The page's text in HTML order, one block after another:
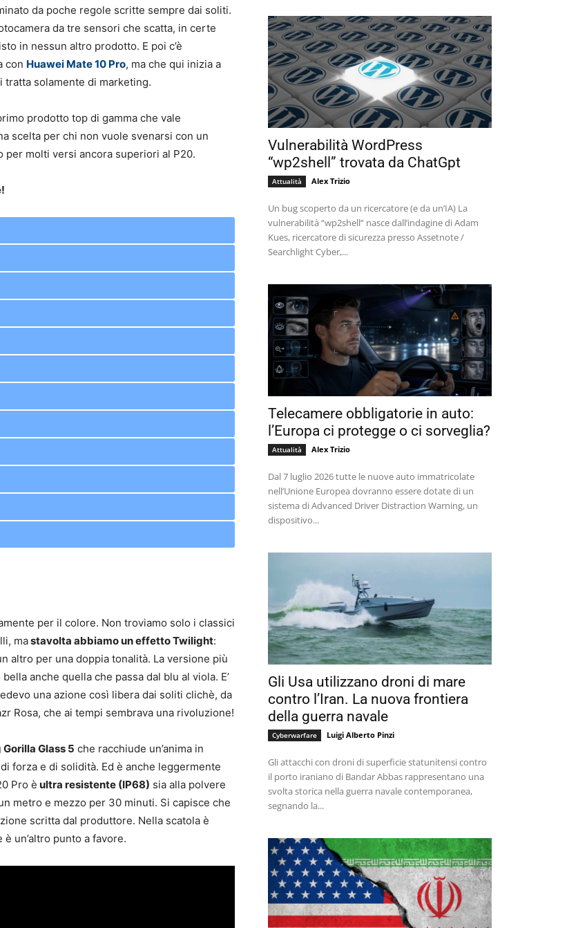
da poche regole scritte sempre dai soliti.
da tre sensori che scatta, in certe
in nessun altro prodotto. E poi c’è
con Huawei Mate 10 Pro, ma che qui inizia a
solamente di marketing.
prodotto top di gamma che vale
scelta per chi non vuole svenarsi con un
per molti versi ancora superiori al P20.
per il colore. Non troviamo solo i classici
mastavolta abbiamo un effetto Twilight:
altro per una doppia tonalità. La versione più
anche quella che passa dal blu al viola. E’
una azione così libera dai soliti clichè, da
Rosa, che ai tempi sembrava una rivoluzione!
Glass 5 che racchiude un’anima in
forza e di solidità. Ed è anche leggermente
Pro è ultra resistente (IP68) sia alla polvere
metro e mezzo per 30 minuti. Si capisce che
scritta dal produttore. Nella scatola è
un’altro punto a favore.
Vulnerabilità WordPress
“wp2shell” trovata da ChatGpt
Attualità Alex Trizio
Un bug scoperto da un ricercatore (e da un’IA) La
vulnerabilità “wp2shell” nasce dall’indagine di Adam
Kues, ricercatore di sicurezza presso Assetnote /
Searchlight Cyber,...
Telecamere obbligatorie in auto:
l’Europa ci protegge o ci sorveglia?
Attualità Alex Trizio
Dal 7 luglio 2026 tutte le nuove auto immatricolate
nell’Unione Europea dovranno essere dotate di un
sistema di Advanced Driver Distraction Warning, un
dispositivo...
Gli Usa utilizzano droni di mare
contro l’Iran. La nuova frontiera
della guerra navale
Cyberwarfare Luigi Alberto Pinzi
Gli attacchi con droni di superficie statunitensi contro
il porto iraniano di Bandar Abbas rappresentano una
svolta storica nella guerra navale contemporanea,
segnando la...